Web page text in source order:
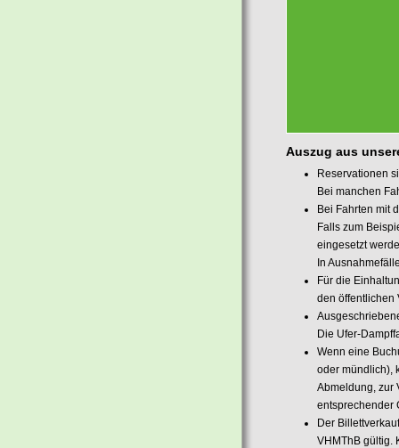
Auszug aus
Reservationen
Bei manchen
Bei Fahrten mit
Falls zum
eingesetzt
In
Für die
den öffentlichen
Die Ufer-
Wenn eine
oder mündlich),
Abmeldung, zur
entsprechender
Der
VHMThB gültig.